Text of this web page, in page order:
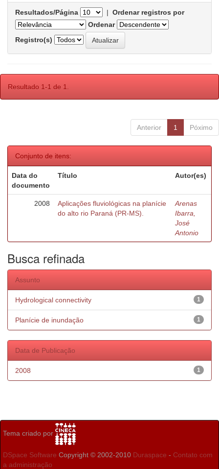
Resultados/Página | Ordenar registros por
Ordenar
Registro(s)
Resultado 1-1 de 1.
Anterior 1 Póximo
Conjunto de itens:
Data do
documento
Título Autor(es)
2008
Aplicações fluviológicas na planície
do alto rio Paraná (PR-MS).
Arenas
Ibarra,
José
Antonio
Busca refinada
Assunto
1
Hydrological connectivity
1
Planície de inundação
Data de Publicação
1
2008
Tema criado por
DSpace Software Copyright © 2002-2010 Duraspace - Contato com
a administração